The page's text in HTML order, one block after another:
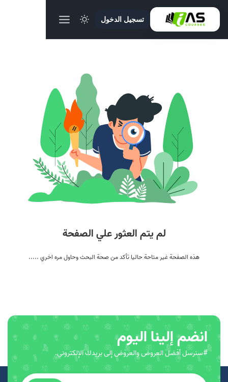
تسجيل الدخول
لم يتم العثور علي الصفحة
هذه الصفحة غير متاحة حاليا تأكد من صحة البحث وحاول مره اخري .....
انضم إلينا اليوم
#سنرسل أفضل العروض والعروض إلى بريدك الإلكتروني.